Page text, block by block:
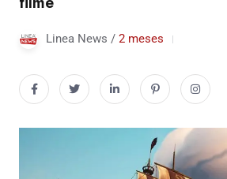
Linea News / 2 meses